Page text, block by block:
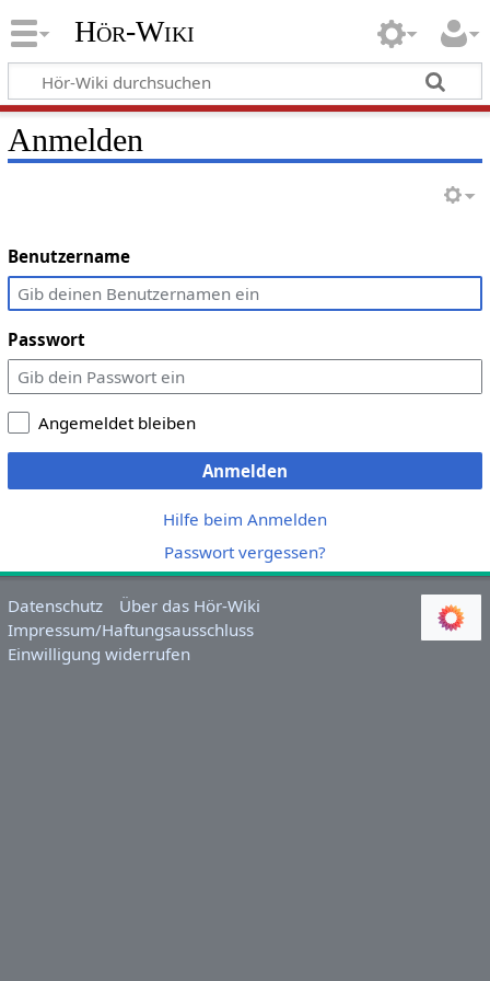
Hör-Wiki
Anmelden
Benutzername
Passwort
Angemeldet bleiben
Anmelden
Hilfe beim Anmelden
Passwort vergessen?
Datenschutz
Über das Hör-Wiki
Impressum/Haftungsausschluss
Einwilligung widerrufen